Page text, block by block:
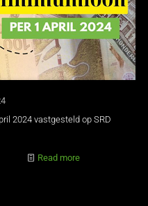
2024 vastgesteld op SRD
Read more